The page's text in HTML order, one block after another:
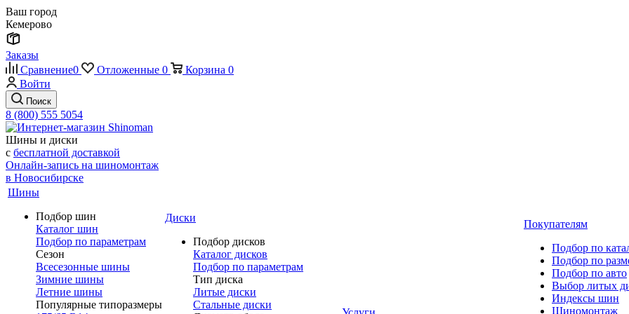
Ваш город
Кемерово
Заказы
Сравнение0 Отложенные 0 Корзина 0
Войти
Поиск
8 (800) 555 5054
Шины и диски
с бесплатной доставкой
Онлайн-запись на шиномонтаж
в Новосибирске
Шины
Подбор шин
Каталог шин
Подбор по параметрам
Сезон
Всесезонные шины
Зимние шины
Летние шины
Популярные типоразмеры
Диски
Подбор дисков
Каталог дисков
Подбор по параметрам
Тип диска
Литые диски
Стальные диски
Покупателям
Подбор по
Подбор по
Подбор по авто
Выбор литых
Индексы шин
Шиномонтаж